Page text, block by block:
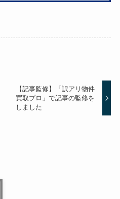
【記事監修】「訳アリ物件
買取プロ」で記事の監修を
しました